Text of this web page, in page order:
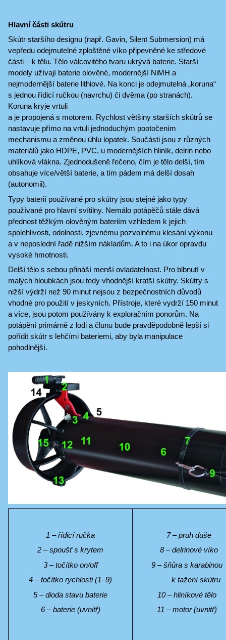
Hlavní části skútru
Skútr staršího designu (např. Gavin, Silent Submersion) má
vepředu odejmutelné zploštěné víko připevněné ke středové
části ‒ k tělu. Tělo válcovitého tvaru ukrývá baterie. Starší
modely užívají baterie olověné, modernější NiMH a
nejmodernější baterie lithiové. Na konci je odejmutelná „koruna“
s jednou řídicí ručkou (navrchu) či dvěma (po stranách).
Koruna kryje vrtuli
a je propojená s motorem. Rychlost většiny starších skútrů se
nastavuje přímo na vrtuli jednoduchým pootočením
mechanismu a změnou úhlu lopatek. Součásti jsou z různých
materiálů jako HDPE, PVC, u modernějších hliník, delrin nebo
uhlíková vlákna. Zjednodušeně řečeno, čím je tělo delší, tím
obsahuje více/větší baterie, a tím pádem má delší dosah
(autonomii).
Typy baterií používané pro skútry jsou stejné jako typy
používané pro hlavní svítilny. Nemálo potápěčů stále dává
přednost těžkým olověným bateriím vzhledem k jejich
spolehlivosti, odolnosti, zjevnému pozvolnému klesání výkonu
a v neposlední řadě nižším nákladům. A to i na úkor opravdu
vysoké hmotnosti.
Delší tělo s sebou přináší menší ovladatelnost. Pro blbnutí v
malých hloubkách jsou tedy vhodnější kratší skútry. Skútry s
nižší výdrží než 90 minut nejsou z bezpečnostních důvodů
vhodné pro použití v jeskyních. Přístroje, které vydrží 150 minut
a více, jsou potom používány k exploračním ponorům. Na
potápění primárně z lodi a člunu bude pravděpodobně lepší si
pořídit skútr s lehčími bateriemi, aby byla manipulace
pohodlnější.
1 ‒ řídicí ručka
2 ‒ spoušť s krytem
3 ‒ točítko on/off
4 ‒ točítko rychlosti (1‒9)
5 ‒ dioda stavu baterie
6 ‒ baterie (uvnitř)
7 ‒ pruh duše
8 ‒ delrinové víko
9 ‒ šňůra s karabinou
k tažení skútru
10 ‒ hliníkové tělo
11 ‒ motor (uvnitř)